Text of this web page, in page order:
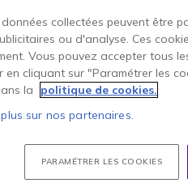
et
collectées peuvent être
ou d'analyse. Ces
Vous pouvez accepter tous
en cliquant sur "Paramétrer les
la
politique de cookies.
sur nos partenaires.
PARAMÉTRER LES COOKIES